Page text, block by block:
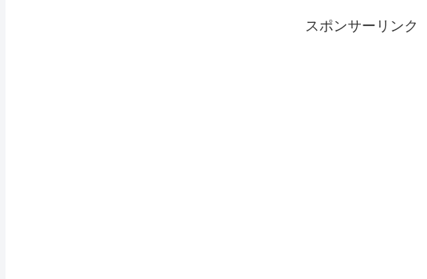
スポンサーリンク